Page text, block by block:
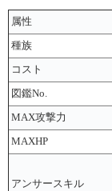
属性
種族
コスト
図鑑No.
MAX攻撃力
MAXHP
アンサースキル